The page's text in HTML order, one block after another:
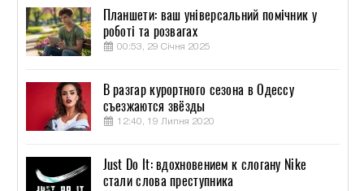
Планшети: ваш універсальний помічник у
роботі та розвагах
00:53, 29 Січня 2025
В разгар курортного сезона в Одессу
съезжаются звёзды
12:40, 19 Липня 2020
Just Do It: вдохновением к слогану Nike
стали слова преступника